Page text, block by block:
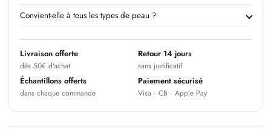
Convient-elle à tous les types de peau ?
Livraison offerte
dès 50€ d'achat
Retour 14 jours
sans justificatif
Échantillons offerts
dans chaque commande
Paiement sécurisé
Visa · CB · Apple Pay